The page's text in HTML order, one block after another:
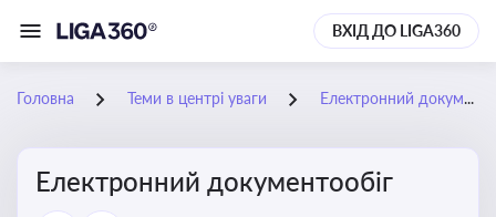
ВХІД ДО LIGA360
Головна Теми в центрі уваги Електронний документообіг
Електронний документообіг